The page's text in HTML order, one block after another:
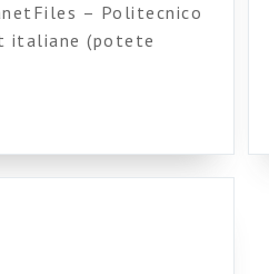
– Politecnico
italiane (potete
né bene né male, ma